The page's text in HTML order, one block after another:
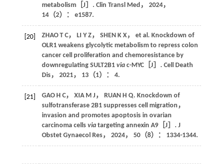
metabolism［J］. Clin Transl Med ， 2024，
14（2）： e1587.
[20] ZHAO T C， LI Y Z， SHEN K X， et al. Knockdown of
OLR1 weakens glycolytic metabolism to repress colon
cancer cell proliferation and chemoresistance by
downregulating SULT2B1 viac-MYC［J］. Cell Death
Dis， 2021， 13（1）： 4.
[21] GAO H C， XIA M J ， RUAN H Q. Knockdown of
sulfotransferase 2B1 suppresses cell migration，
invasion and promotes apoptosis in ovarian
carcinoma cells viatargeting annexin A9［J］. J
Obstet Gynaecol Res， 2024， 50（8）： 1334-1344.